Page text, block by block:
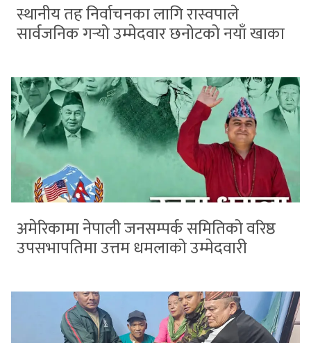
स्थानीय तह निर्वाचनका लागि रास्वपाले
सार्वजनिक गर्‍यो उम्मेदवार छनोटको नयाँ खाका
अमेरिकामा नेपाली जनसम्पर्क समितिको वरिष्ठ
उपसभापतिमा उत्तम धमलाको उम्मेदवारी